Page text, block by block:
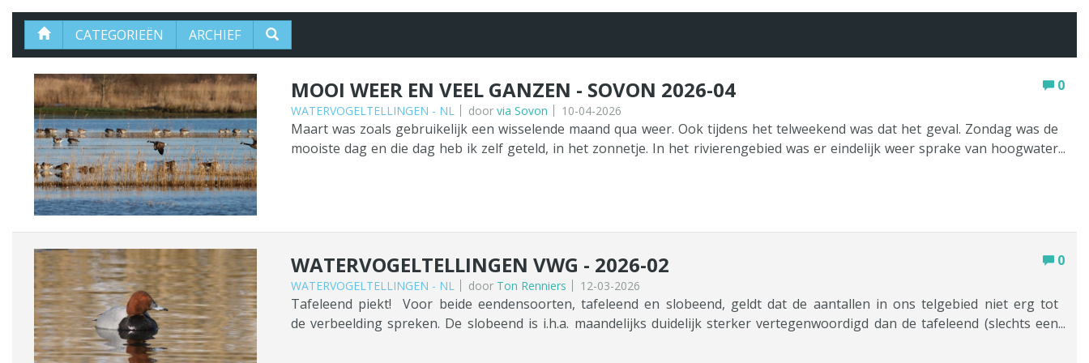
CATEGORIEËN ARCHIEF
0
MOOI WEER EN VEEL GANZEN - SOVON 2026-04
WATERVOGELTELLINGEN - NL door via Sovon 10-04-2026
Maart was zoals gebruikelijk een wisselende maand qua weer. Ook tijdens het telweekend was dat het geval. Zondag was de
mooiste dag en die dag heb ik zelf geteld, in het zonnetje. In het rivierengebied was er eindelijk weer sprake van hoogwater
0
WATERVOGELTELLINGEN VWG - 2026-02
WATERVOGELTELLINGEN - NL door Ton Renniers 12-03-2026
Tafeleend piekt! Voor beide eendensoorten, tafeleend en slobeend, geldt dat de aantallen in ons telgebied niet erg tot
de verbeelding spreken. De slobeend is i.h.a. maandelijks duidelijk sterker vertegenwoordigd dan de tafeleend (slechts een